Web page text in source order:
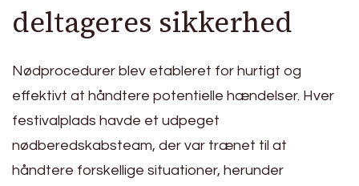
deltageres sikkerhed
Nødprocedurer blev etableret for hurtigt og
effektivt at håndtere potentielle hændelser. Hver
festivalplads havde et udpeget
nødberedskabsteam, der var trænet til at
håndtere forskellige situationer, herunder